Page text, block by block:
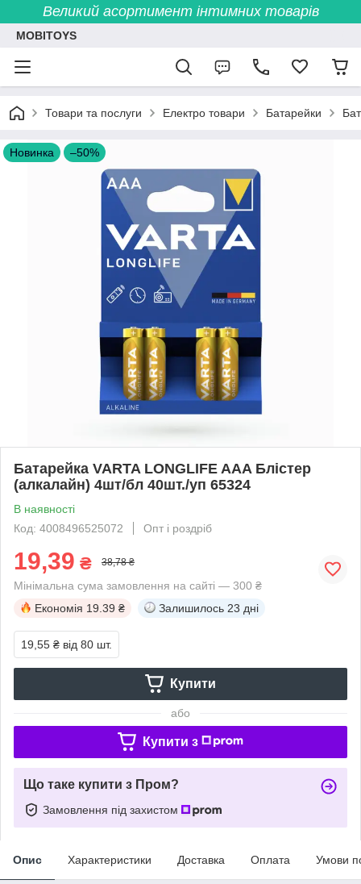
Великий асортимент інтимних товарів
MOBITOYS
Товари та послуги Електро товари Батарейки
Новинка –50%
Батарейка VARTA LONGLIFE AAA Блістер
(алкалайн) 4шт/бл 40шт./уп 65324
В наявності
Код: 4008496525072
Опт і роздріб
19,39 ₴ 38,78 ₴
Мінімальна сума замовлення на сайті — 300 ₴
Економія 19.39 ₴ Залишилось 23 дні
19,55 ₴ від 80 шт.
Купити
або
Купити з
Що таке купити з Пром?
Замовлення під захистом
Опис Характеристики Доставка Оплата Умови